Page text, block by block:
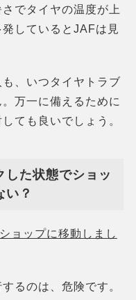
でタイヤの温度が上
しているとJAFは見
、いつタイヤトラブ
万一に備えるために
ても良いでしょう。
した状態でショッ
い？
ョップに移動しまし
るのは、危険です。